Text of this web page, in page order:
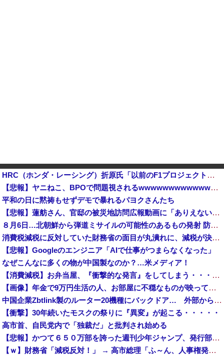
HRC（ホンダ・レーシング）折原氏「以前のF1プロジェクトを経験した専門家を何人か呼び戻しました」他
【悲報】ヤニねこ、BPOで問題視されるwwwwwwwwwwwwwwwwwwwwwwww
平和の日に黙祷もせずデモで暴れるパヨクさんたち
【悲報】蓮舫さん、官邸の被災地訪問広報動画に「ありえない！作成費用は、あなたの税金です！」と猛批判 → ネットからは巨大ブーメランを指摘する声 ...
８月6日…北朝鮮から弾道ミサイルの可能性のあるもの発射 防衛省が発表 [8/6]
消費税減税に反対していた財務省の面目が丸潰れに、減税が決まった途端に市場が動き出したが……
【悲報】Googleのエンジニア「AIで仕事がつまらなくなった」
なぜこんなに多くの物が中国製なのか？…米メディア！
【消費減税】お弁当屋、『衝撃的な発言』をしてしまう・・・・・・
【画像】年金で9万円生活の人、お部屋に不穏なものが映ってしまう⇒！！
中国企業Zbtlink製のルーター20機種にバックドア… 外部から完全制御のおそれ
【衝撃】30年続いたモスクの祭りに『異変』が起こる・・・・・
高市首、自民党内で「独裁だ」と批判され始める
【悲報】かつて６５０万部を誇った週刊少年ジャンプ、発行部数100万部割れ → 国内の「100万部超え紙雑誌」が消滅 ｗｗｗｗｗｗｗｗｗｗｗｗｗｗ
【ｗ】財務省「減税反対！」 → 高市総理「ふ～ん、人事権発動ね？」 → 結果 ｗｗｗｗｗｗｗｗｗｗ